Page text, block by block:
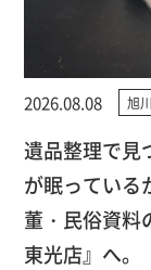
2026.08.08 旭
遺品整理で見
が眠っている
董・民俗資料
東光店』へ。